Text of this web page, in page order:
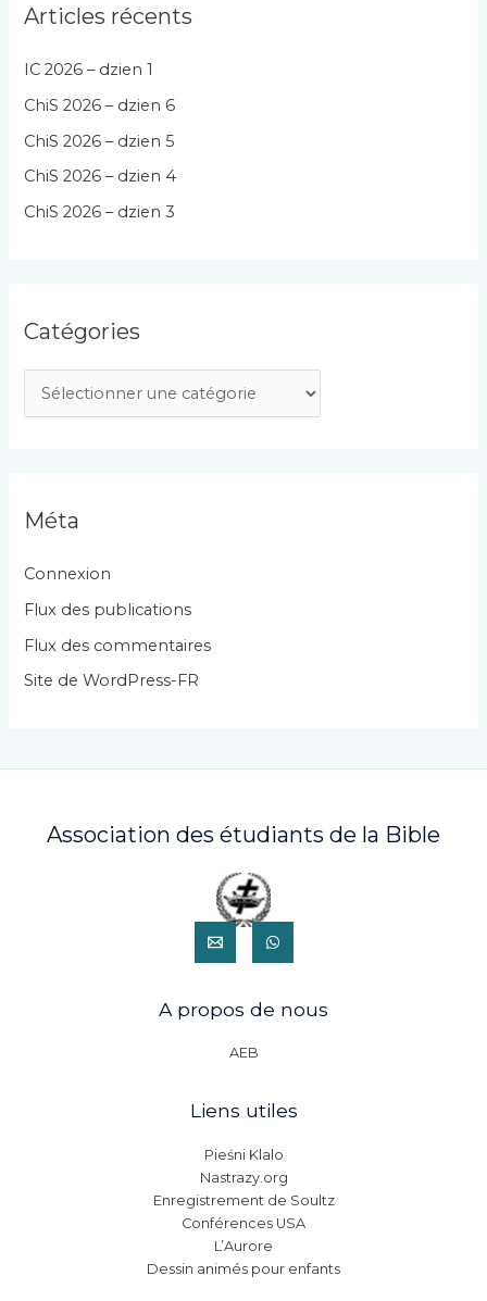
Articles récents
IC 2026 – dzien 1
ChiS 2026 – dzien 6
ChiS 2026 – dzien 5
ChiS 2026 – dzien 4
ChiS 2026 – dzien 3
Catégories
a
g
r
i
e
Méta
Connexion
Flux des publications
Flux des commentaires
Site de WordPress-FR
Association des étudiants de la Bible
A propos de nous
AEB
Liens utiles
Pieśni Klalo
Nastrazy.org
Enregistrement de Soultz
Conférences USA
L’Aurore
Dessin animés pour enfants